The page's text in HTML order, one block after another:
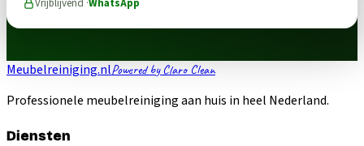
Vrijblijvend ·WhatsApp
Meubelreiniging.nlPowered by Claro Clean
Professionele meubelreiniging aan huis in heel Nederland.
Diensten